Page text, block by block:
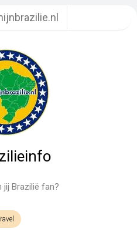
jij Brazilië fan?